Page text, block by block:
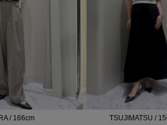
/ 166cm TSUJIMATSU /